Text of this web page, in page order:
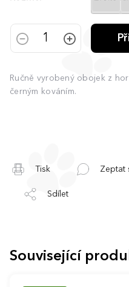
Ručně vyrobený obojek z
černým kováním.
Tisk Zeptat
Sdílet
Související